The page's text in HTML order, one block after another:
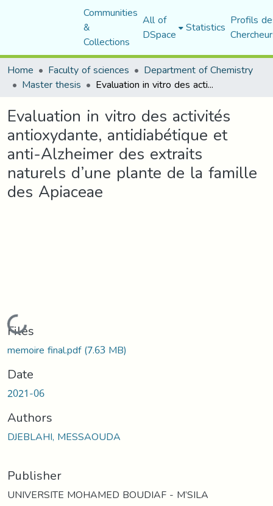
Communities
&
Collections
All of
DSpace Statistics Profils
Home
Faculty of sciences Department of Chemistry
Master thesis Evaluation in vitro des activités antioxydante, antidiabétique et anti-Alzheimer des extraits naturels d’une plante de la famille des Apiaceae
Evaluation in vitro des activités
antioxydante, antidiabétique et
anti-Alzheimer des extraits
naturels d’une plante de la famille
des Apiaceae
Loading...
Files
memoire final.pdf(7.63 MB)
Date
2021-06
Authors
DJEBLAHI, MESSAOUDA
Publisher
UNIVERSITE MOHAMED BOUDIAF - M’SILA